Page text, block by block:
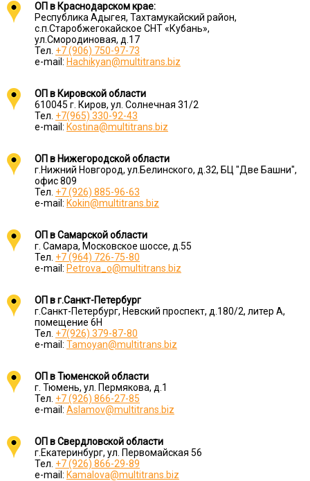
ОП в Краснодарском крае:
Республика Адыгея, Тахтамукайский район,
с.п.Старобжегокайское СНТ «Кубань»,
ул.Смородиновая, д.17
Тел. +7 (906) 750-97-73
e-mail: Hachikyan@multitrans.biz
ОП в Кировской области
610045 г. Киров, ул. Солнечная 31/2
Тел. +7(965) 330-92-43
e-mail: Kostina@multitrans.biz
ОП в Нижегородской области
г.Нижний Новгород, ул.Белинского, д.32, БЦ "Две Башни",
офис 809
Тел. +7 (926) 885-96-63
e-mail: Kokin@multitrans.biz
ОП в Самарской области
г. Самара, Московское шоссе, д.55
Тел. +7 (964) 726-75-80
e-mail: Petrova_o@multitrans.biz
ОП в г.Санкт-Петербург
г.Санкт-Петербург, Невский проспект, д.180/2, литер А,
помещение 6Н
Тел. +7(926) 379-87-80
e-mail: Tamoyan@multitrans.biz
ОП в Тюменской области
г. Тюмень, ул. Пермякова, д.1
Тел. +7 (926) 866-27-85
e-mail: Aslamov@multitrans.biz
ОП в Свердловской области
г.Екатеринбург, ул. Первомайская 56
Тел. +7 (926) 866-29-89
e-mail: Kamalova@multitrans.biz